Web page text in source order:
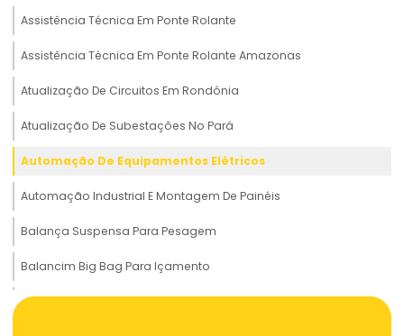
Assistência Técnica Em Ponte Rolante
Assistência Técnica Em Ponte Rolante Amazonas
Atualização De Circuitos Em Rondônia
Atualização De Subestações No Pará
Automação De Equipamentos Elétricos
Automação Industrial E Montagem De Painéis
Balança Suspensa Para Pesagem
Balancim Big Bag Para Içamento
Balancim Cruzado Para Transportes Em Tocantins